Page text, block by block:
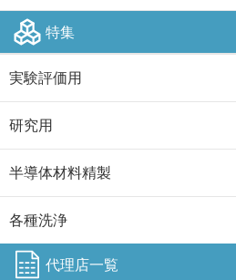
特集
実験評価用
研究用
半導体材料精製
各種洗浄
代理店一覧